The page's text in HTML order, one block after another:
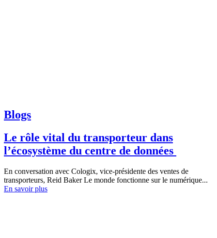
Blogs
Le rôle vital du transporteur dans
l’écosystème du centre de données
En conversation avec Cologix, vice-présidente des ventes de
transporteurs, Reid Baker Le monde fonctionne sur le numérique...
En savoir plus